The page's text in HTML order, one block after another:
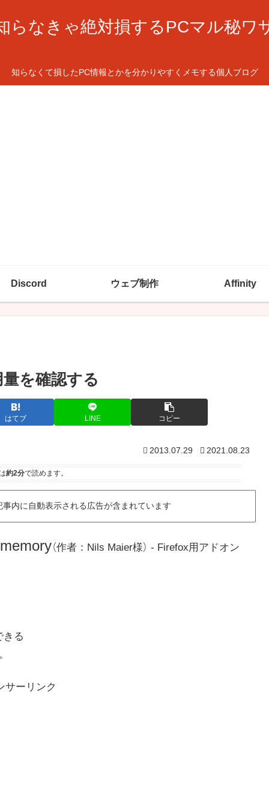
らなきゃ絶対損するPCマル秘ワ
知らなくて損したPC情報とかを分かりやすくメモする個人ブログ
Discord ウェブ制作 Affinity
を確認する
はてブ LINE コピー
2013.07.29 2021.08.23
約2分で読めます。
内に自動表示される広告が含まれています
（作者：Nils Maier様） - Firefox用アドオン
きる
サーリンク